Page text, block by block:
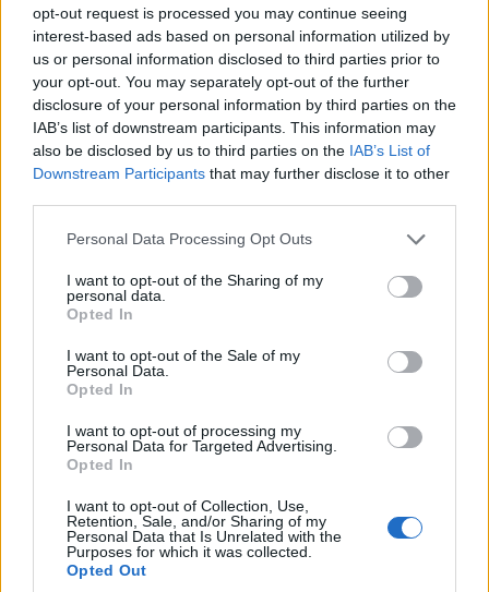
opt-out request is processed you may continue seeing
interest-based ads based on personal information utilized by
us or personal information disclosed to third parties prior to
your opt-out. You may separately opt-out of the further
disclosure of your personal information by third parties on the
IAB’s list of downstream participants. This information may
also be disclosed by us to third parties on the IAB’s List of
Downstream Participants that may further disclose it to other
Please note that this website/app uses one or more Google
not limited to your visit or usage behaviour. You may click to
grant or deny consent to Google and its third-party tags to
use your data for below specified purposes in below Google
consent section.
Personal Data Processing Opt Outs
I want to opt-out of the Sharing of my
personal data.
Opted In
I want to opt-out of the Sale of my
Personal Data.
Opted In
I want to opt-out of processing my
Personal Data for Targeted Advertising.
Opted In
I want to opt-out of Collection, Use,
Retention, Sale, and/or Sharing of my
Personal Data that Is Unrelated with the
Purposes for which it was collected.
Opted Out
Πυργαδίκια Χαλκιδικής: Έναν αιώνα ζωής
ιστορία του ξεριζωμού από την Αφθόνη του
Μαρμαρά
7/08/2026 - 2:00μμ